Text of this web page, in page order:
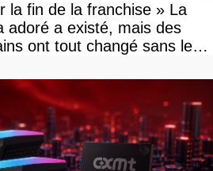
la fin de la franchise » La
adoré a existé, mais des
ont tout changé sans le